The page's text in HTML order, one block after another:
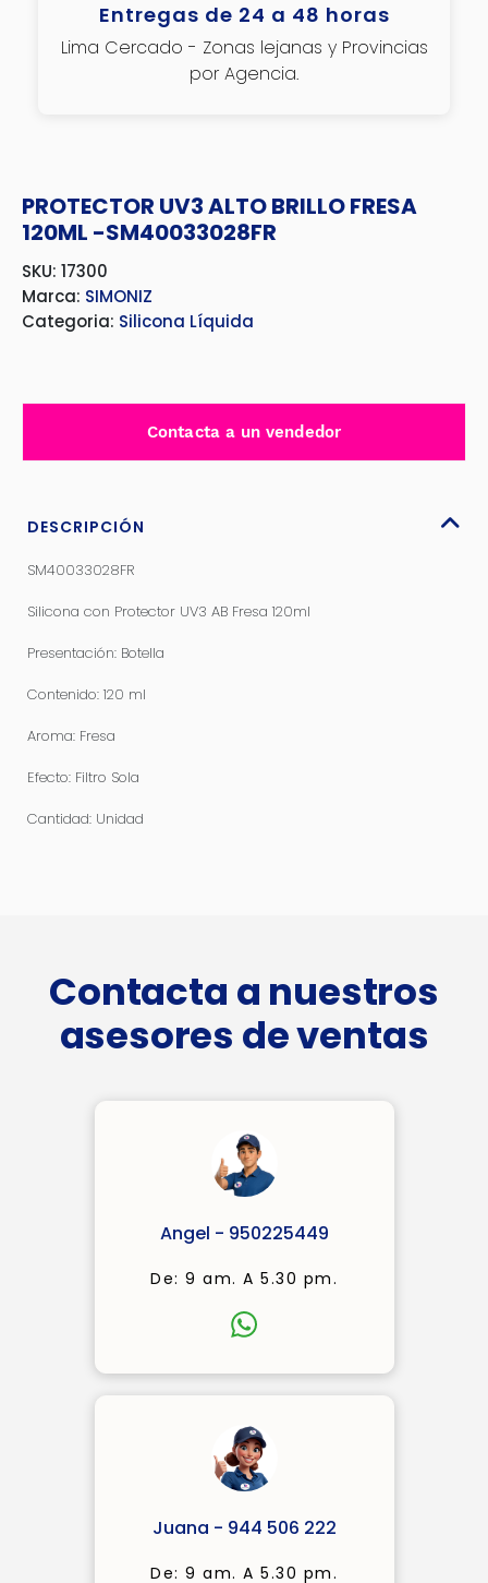
Entregas de 24 a 48 horas
Lima Cercado - Zonas lejanas y Provincias
por Agencia.
PROTECTOR UV3 ALTO BRILLO FRESA
120ML -SM40033028FR
SKU: 17300
Marca: SIMONIZ
Categoria: Silicona Líquida
Contacta a un vendedor
DESCRIPCIÓN
SM40033028FR
Silicona con Protector UV3 AB Fresa 120ml
Presentación: Botella
Contenido: 120 ml
Aroma: Fresa
Efecto: Filtro Sola
Cantidad: Unidad
Contacta a nuestros
asesores de ventas
Angel - 950225449
De: 9 am. A 5.30 pm.
Juana - 944 506 222
De: 9 am. A 5.30 pm.